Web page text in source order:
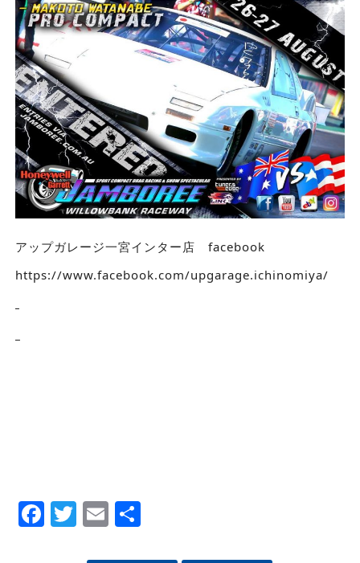
アップガレージ一宮インター店 facebook
https://www.facebook.com/upgarage.ichinomiya/
Facebook
Twitter
EmailShare